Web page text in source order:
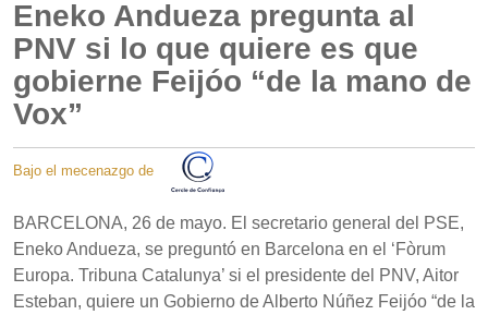
Eneko Andueza pregunta al
PNV si lo que quiere es que
gobierne Feijóo “de la mano de
Vox”
Bajo el mecenazgo de
BARCELONA, 26 de mayo. El secretario general del PSE,
Eneko Andueza, se preguntó en Barcelona en el ‘Fòrum
Europa. Tribuna Catalunya’ si el presidente del PNV, Aitor
Esteban, quiere un Gobierno de Alberto Núñez Feijóo “de la